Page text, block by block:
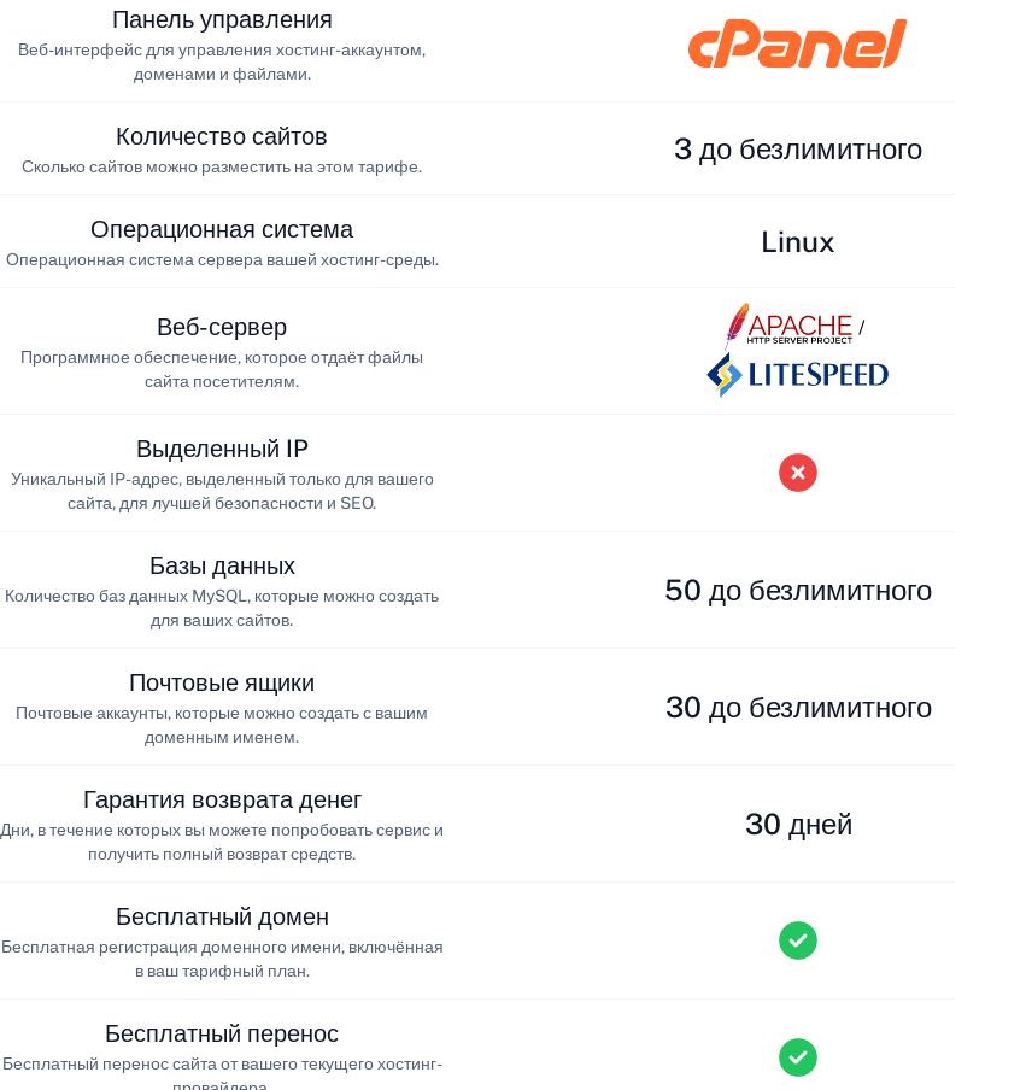
Панель управления
Веб-интерфейс для управления хостинг-аккаунтом,
доменами и файлами.
Количество сайтов
Сколько сайтов можно разместить на этом тарифе.
3 до безлимитного
Операционная система
Операционная система сервера вашей хостинг-среды.
Linux
Веб-сервер
Программное обеспечение, которое отдаёт файлы
сайта посетителям.
/
Выделенный IP
Уникальный IP-адрес, выделенный только для вашего
сайта, для лучшей безопасности и SEO.
Базы данных
Количество баз данных MySQL, которые можно создать
для ваших сайтов.
50 до безлимитного
Почтовые ящики
Почтовые аккаунты, которые можно создать с вашим
доменным именем.
30 до безлимитного
Гарантия возврата денег
Дни, в течение которых вы можете попробовать сервис и
получить полный возврат средств.
30 дней
Бесплатный домен
Бесплатная регистрация доменного имени, включённая
в ваш тарифный план.
Бесплатный перенос
Бесплатный перенос сайта от вашего текущего хостинг-